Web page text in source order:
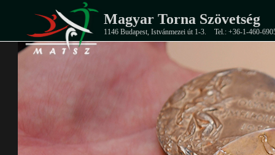
Magyar Torna Szövetség
1146 Budapest, Istvánmezei út 1-3. Tel.: +36-1-460-